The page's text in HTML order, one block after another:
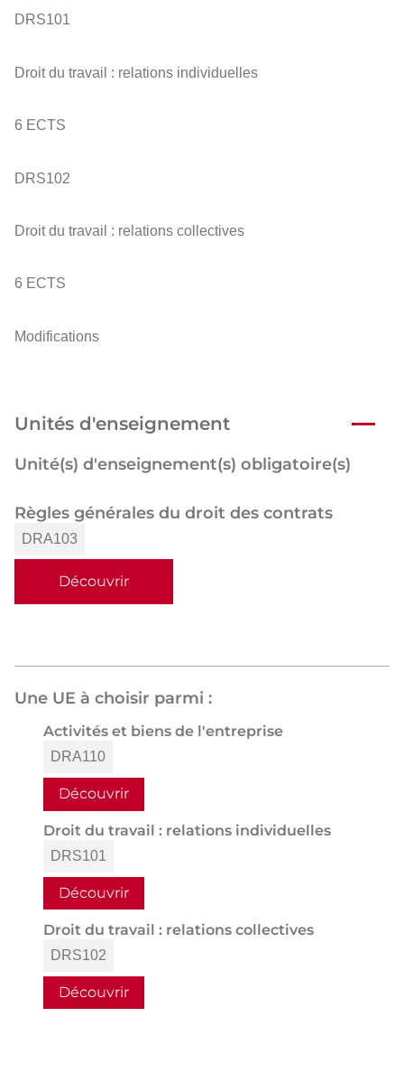
DRS101
Droit du travail : relations individuelles
6 ECTS
DRS102
Droit du travail : relations collectives
6 ECTS
Modifications
Unités d'enseignement
Unité(s) d'enseignement(s) obligatoire(s)
Règles générales du droit des contrats
DRA103
Découvrir
Une UE à choisir parmi :
Activités et biens de l'entreprise
DRA110
Découvrir
Droit du travail : relations individuelles
DRS101
Découvrir
Droit du travail : relations collectives
DRS102
Découvrir